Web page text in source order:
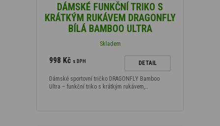
DÁMSKÉ FUNKČNÍ TRIKO S
KRÁTKÝM RUKÁVEM DRAGONFLY
BÍLÁ BAMBOO ULTRA
Skladem
998 Kč s DPH DETAIL
Dámské sportovní tričko DRAGONFLY Bamboo
Ultra – funkční triko s krátkým rukávem,…